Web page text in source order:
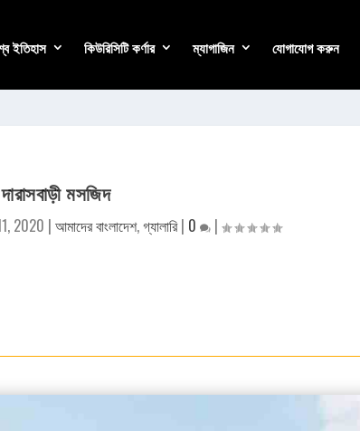
ইতিহাস কিউরিসিটি কর্ণার ম্যাগাজিন যোগাযোগ করুন
দারাসবাড়ী মসজিদ
2020 | আমাদের বাংলাদেশ,গ্যালারি| 0 |